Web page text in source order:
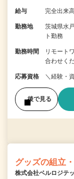
給与 完全出来
勤務地
茨城県水
ト勤務
勤務時間
リモート
合わせく
応募資格 ＼経験・
後で見る
グッズの組立
株式会社ベルロジテ